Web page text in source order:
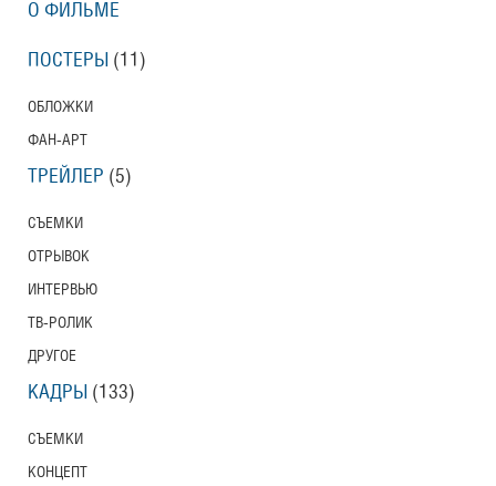
О ФИЛЬМЕ
ПОСТЕРЫ (11)
ОБЛОЖКИ
ФАН-АРТ
ТРЕЙЛЕР (5)
СЪЕМКИ
ОТРЫВОК
ИНТЕРВЬЮ
ТВ-РОЛИК
ДРУГОЕ
КАДРЫ (133)
СЪЕМКИ
КОНЦЕПТ